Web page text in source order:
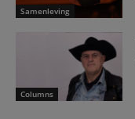
Samenleving
Columns